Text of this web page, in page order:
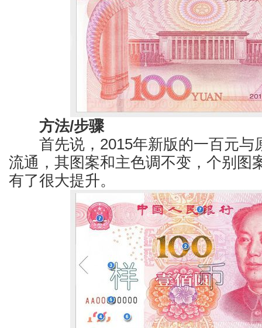
方法/步骤
首先说，2015年新版的一百元与
流通，其图案和主色调不变，个别图
有了很大提升。